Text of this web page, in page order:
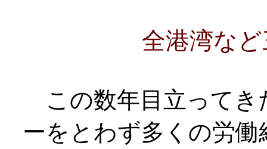
全港湾など三労
この数年目立ってき
ーをとわず多くの労